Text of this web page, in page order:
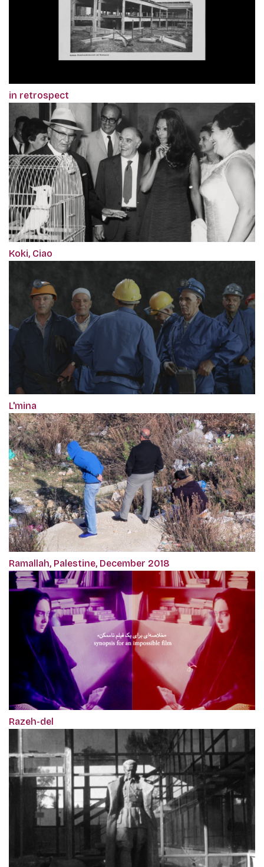
in retrospect
Koki, Ciao
L'mina
Ramallah, Palestine, December 2018
Razeh-del